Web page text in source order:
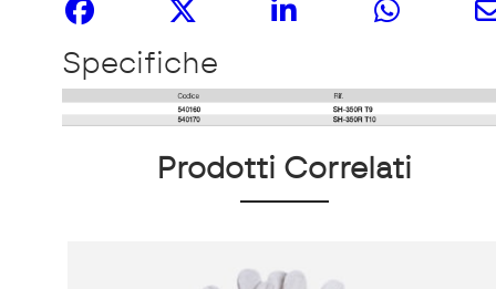
Specifiche
Prodotti Correlati